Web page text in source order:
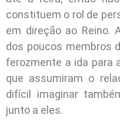
constituem o rol de
em direção ao Reino.
dos poucos membros
ferozmente a ida para
que assumiram o
difícil imaginar
junto a eles.